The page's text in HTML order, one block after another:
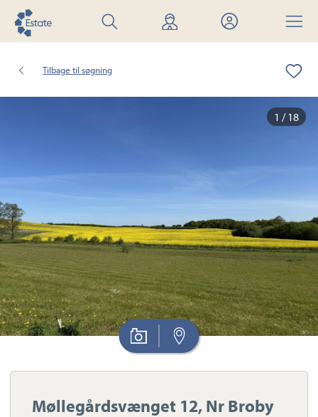
Søg
bolig
Find
mægler
Mit
Estate
Menu
Tilbage til søgning
1 / 18
Møllegårdsvænget 12, Nr Broby